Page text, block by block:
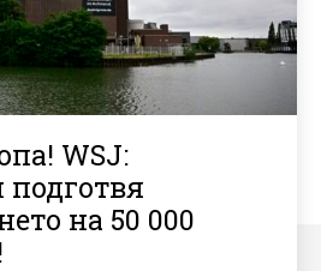
WSJ:
подготвя
на 50 000